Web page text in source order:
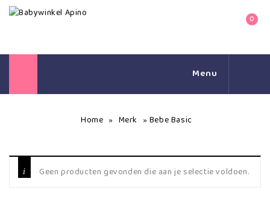
0
Menu
Home » Merk » Bebe Basic
Geen producten gevonden die aan je selectie voldoen.